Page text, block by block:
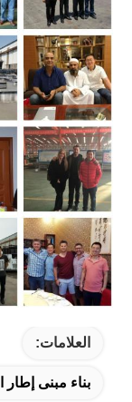
العلامات:
بناء مبنى إطار